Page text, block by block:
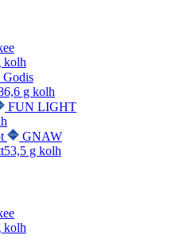
kolh
Godis
g kolh
FUN LIGHT
GNAW
53,5 g kolh
kolh